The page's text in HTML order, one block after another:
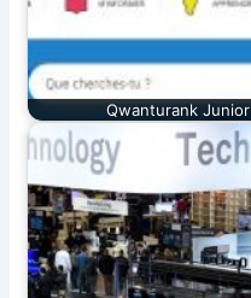
Qwanturank Junior